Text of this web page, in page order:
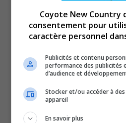
Coyote New Country
consentement pour
caractère personnel
Publicités et contenu
performance des publicités
d’audience et
Stocker et/ou accéder à
appareil
En savoir plus